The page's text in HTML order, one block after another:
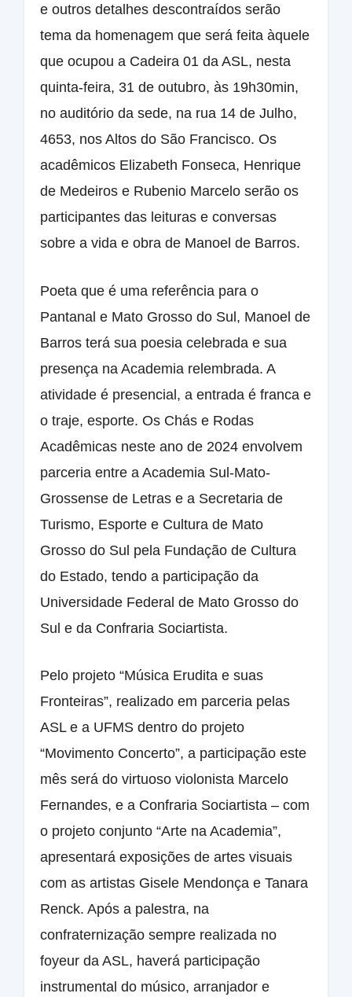
e outros detalhes descontraídos serão
tema da homenagem que será feita àquele
que ocupou a Cadeira 01 da ASL, nesta
quinta-feira, 31 de outubro, às 19h30min,
no auditório da sede, na rua 14 de Julho,
4653, nos Altos do São Francisco. Os
acadêmicos Elizabeth Fonseca, Henrique
de Medeiros e Rubenio Marcelo serão os
participantes das leituras e conversas
sobre a vida e obra de Manoel de Barros.
Poeta que é uma referência para o
Pantanal e Mato Grosso do Sul, Manoel de
Barros terá sua poesia celebrada e sua
presença na Academia relembrada. A
atividade é presencial, a entrada é franca e
o traje, esporte. Os Chás e Rodas
Acadêmicas neste ano de 2024 envolvem
parceria entre a Academia Sul-Mato-
Grossense de Letras e a Secretaria de
Turismo, Esporte e Cultura de Mato
Grosso do Sul pela Fundação de Cultura
do Estado, tendo a participação da
Universidade Federal de Mato Grosso do
Sul e da Confraria Sociartista.
Pelo projeto “Música Erudita e suas
Fronteiras”, realizado em parceria pelas
ASL e a UFMS dentro do projeto
“Movimento Concerto”, a participação este
mês será do virtuoso violonista Marcelo
Fernandes, e a Confraria Sociartista – com
o projeto conjunto “Arte na Academia”,
apresentará exposições de artes visuais
com as artistas Gisele Mendonça e Tanara
Renck. Após a palestra, na
confraternização sempre realizada no
foyeur da ASL, haverá participação
instrumental do músico, arranjador e